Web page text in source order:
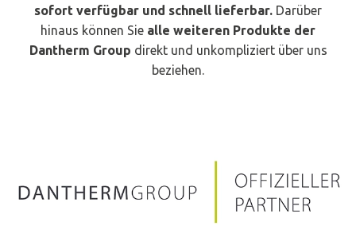
sofort verfügbar und schnell lieferbar. Darüber
hinaus können Sie alle weiteren Produkte der
Dantherm Group direkt und unkompliziert über uns
beziehen.